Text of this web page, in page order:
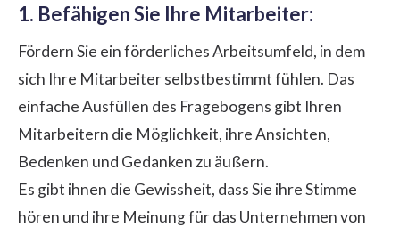
1. Befähigen Sie Ihre Mitarbeiter:
Fördern Sie ein förderlichesArbeitsumfeld, in dem
sich Ihre Mitarbeiter selbstbestimmt fühlen. Das
einfache Ausfüllen des Fragebogens gibt Ihren
Mitarbeitern die Möglichkeit, ihre Ansichten,
Bedenken und Gedanken zu äußern.
Es gibt ihnen die Gewissheit, dass Sie ihre Stimme
hören und ihre Meinung für das Unternehmen von